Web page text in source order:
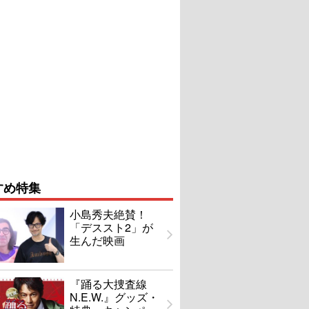
特集
小島秀夫絶賛！
「デススト2」が
生んだ映画
『踊る大捜査線
N.E.W.』グッズ・